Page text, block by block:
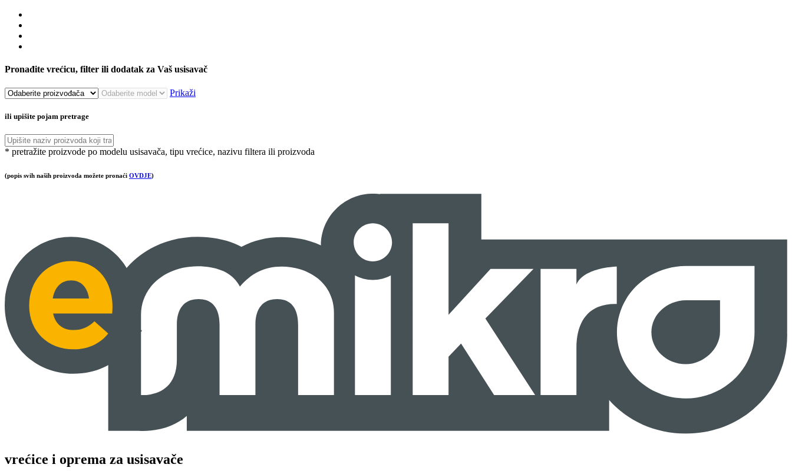
Pronađite vrećicu, filter ili dodatak za Vaš usisavač
Prikaži
ili upišite pojam pretrage
* pretražite proizvode po modelu usisavača, tipu vrećice, nazivu filtera ili proizvoda
(popis svih naših proizvoda možete pronaći OVDJE)
vrećice i oprema za usisavače